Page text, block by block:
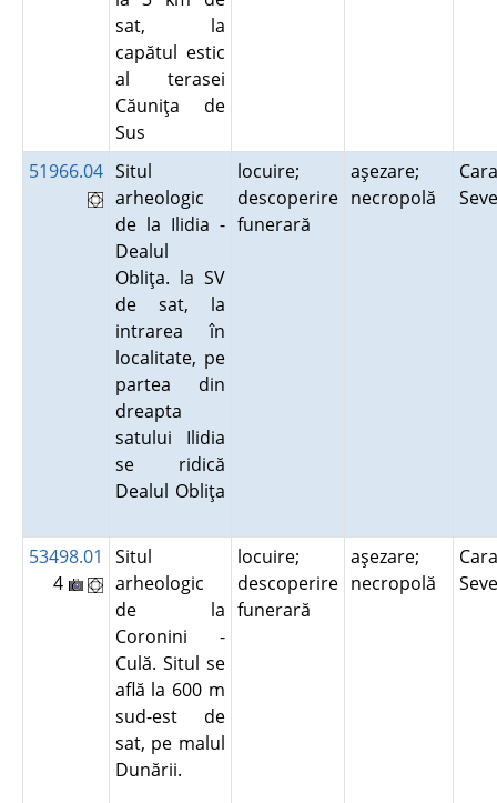
sat, la
capătul estic
al terasei
Căuniţa de
Sus
51966.04 Situl
arheologic
de la Ilidia -
Dealul
Obliţa. la SV
de sat, la
intrarea în
localitate, pe
partea din
dreapta
satului Ilidia
se ridică
Dealul Obliţa
locuire;
descoperire
funerară
aşezare;
necropolă
53498.01
4
Situl
arheologic
de la
Coronini -
Culă. Situl se
află la 600 m
sud-est de
sat, pe malul
Dunării.
locuire;
descoperire
funerară
aşezare;
necropolă